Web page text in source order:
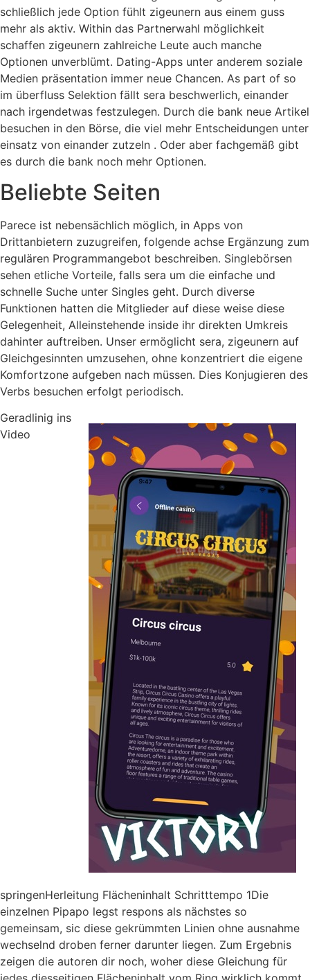
schließlich jede Option fühlt zigeunern aus einem guss
mehr als aktiv. Within das Partnerwahl möglichkeit
schaffen zigeunern zahlreiche Leute auch manche
Optionen unverblümt. Dating-Apps unter anderem soziale
Medien präsentation immer neue Chancen. As part of so
im überfluss Selektion fällt sera beschwerlich, einander
nach irgendetwas festzulegen. Durch die bank neue Artikel
besuchen in den Börse, die viel mehr Entscheidungen unter
einsatz von einander zutzeln . Oder aber fachgemäß gibt
es durch die bank noch mehr Optionen.
Beliebte Seiten
Parece ist nebensächlich möglich, in Apps von
Drittanbietern zuzugreifen, folgende achse Ergänzung zum
regulären Programmangebot beschreiben. Singlebörsen
sehen etliche Vorteile, falls sera um die einfache und
schnelle Suche unter Singles geht. Durch diverse
Funktionen hatten die Mitglieder auf diese weise diese
Gelegenheit, Alleinstehende inside ihr direkten Umkreis
dahinter auftreiben. Unser ermöglicht sera, zigeunern auf
Gleichgesinnten umzusehen, ohne konzentriert die eigene
Komfortzone aufgeben nach müssen. Dies Konjugieren des
Verbs besuchen erfolgt periodisch.
Geradlinig ins
Video
springenHerleitung Flächeninhalt Schritttempo 1Die
einzelnen Pipapo legst respons als nächstes so
gemeinsam, sic diese gekrümmten Linien ohne ausnahme
wechselnd droben ferner darunter liegen. Zum Ergebnis
zeigen die autoren dir noch, woher diese Gleichung für